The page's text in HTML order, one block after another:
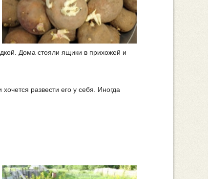
Дома стояли ящики в прихожей и
развести его у себя. Иногда